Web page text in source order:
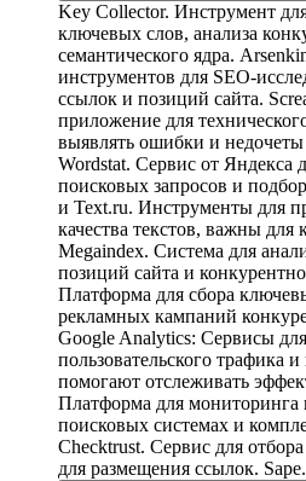
Key Collector. Инструмент
ключевых слов, анализа
семантического ядра.
инструментов для SEO-
ссылок и позиций сайта.
приложение для
выявлять ошибки и недочеты
Wordstat. Сервис от Яндекса
поисковых запросов и
и Text.ru. Инструменты для
качества текстов, важны
Megaindex. Система для
позиций сайта и
Платформа для сбора
рекламных кампаний
Google Analytics: Сервисы
пользовательского трафика
помогают отслеживать
Платформа для мониторинга
поисковых системах и
Сhecktrust. Сервис для
для размещения ссылок.